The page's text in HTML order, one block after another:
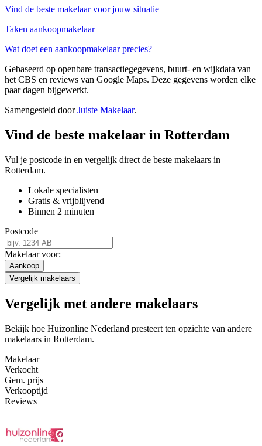
Vind de beste makelaar voor jouw situatie
Taken aankoopmakelaar
Wat doet een aankoopmakelaar precies?
Gebaseerd op openbare transactiegegevens, buurt- en wijkdata van
het CBS en reviews van Google Maps. Deze gegevens worden elke
paar dagen bijgewerkt.
Samengesteld doorJuiste Makelaar.
Vind de beste makelaar in Rotterdam
Vul je postcode in en vergelijk direct de beste makelaars in
Rotterdam.
Lokale specialisten
Gratis & vrijblijvend
Binnen 2 minuten
Postcode
Makelaar voor:
Aankoop
Vergelijk makelaars
Vergelijk met andere makelaars
Bekijk hoe Huizonline Nederland presteert ten opzichte van andere
makelaars in Rotterdam.
Makelaar
Verkocht
Gem. prijs
Verkooptijd
Reviews